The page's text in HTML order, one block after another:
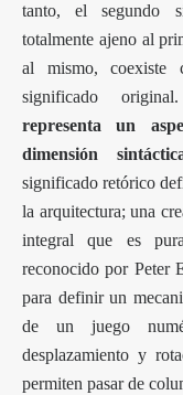
tanto, el segundo
totalmente ajeno al
al mismo, coexiste
significado
representa un
dimensión
significado retórico
la arquitectura; una
integral que es
reconocido por Peter
para definir un
de un juego
desplazamiento y
permiten pasar de